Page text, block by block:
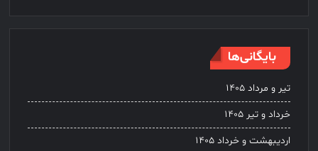
بایگانی‌ها
تیر و مرداد ۱۴۰۵
خرداد و تیر ۱۴۰۵
اردیبهشت و خرداد ۱۴۰۵